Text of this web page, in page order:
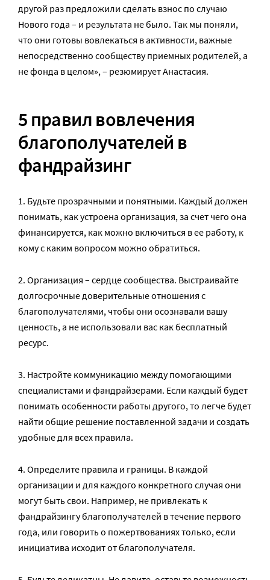
другой раз предложили сделать взнос по случаю
Нового года – и результата не было. Так мы поняли,
что они готовы вовлекаться в активности, важные
непосредственно сообществу приемных родителей, а
не фонда в целом», – резюмирует Анастасия.
5 правил вовлечения
благополучателей в
фандрайзинг
1. Будьте прозрачными и понятными. Каждый должен
понимать, как устроена организация, за счет чего она
финансируется, как можно включиться в ее работу, к
кому с каким вопросом можно обратиться.
2. Организация – сердце сообщества. Выстраивайте
долгосрочные доверительные отношения с
благополучателями, чтобы они осознавали вашу
ценность, а не использовали вас как бесплатный
ресурс.
3. Настройте коммуникацию между помогающими
специалистами и фандрайзерами. Если каждый будет
понимать особенности работы другого, то легче будет
найти общие решение поставленной задачи и создать
удобные для всех правила.
4. Определите правила и границы. В каждой
организации и для каждого конкретного случая они
могут быть свои. Например, не привлекать к
фандрайзингу благополучателей в течение первого
года, или говорить о пожертвованиях только, если
инициатива исходит от благополучателя.